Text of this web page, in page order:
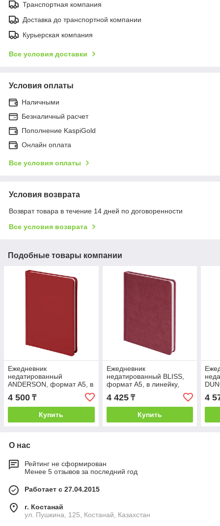
Транспортная компания
Доставка до транспортной компании
Курьерская компания
Все условия доставки
Условия оплаты
Наличными
Безналичный расчет
Пополнение KaspiGold
Онлайн оплата
Все условия оплаты
Условия возврата
Возврат товара в течение 14 дней по договоренности
Все условия возврата
Подобные товары компании
Ежедневник
недатированный
ANDERSON, формат А5, в
линейку, Бордовый, -,
24610 13
4 500 ₸
Купить
Ежедневник
недатированный BLISS,
формат А5, в линейку,
Бордовый, -, 24601 13
4 425₸
Купить
4
О нас
Рейтинг не сформирован
Менее 5 отзывов за последний год
Работает с 27.04.2015
г. Костанай
ул. Пушкина, 125, Костанай, Казахстан